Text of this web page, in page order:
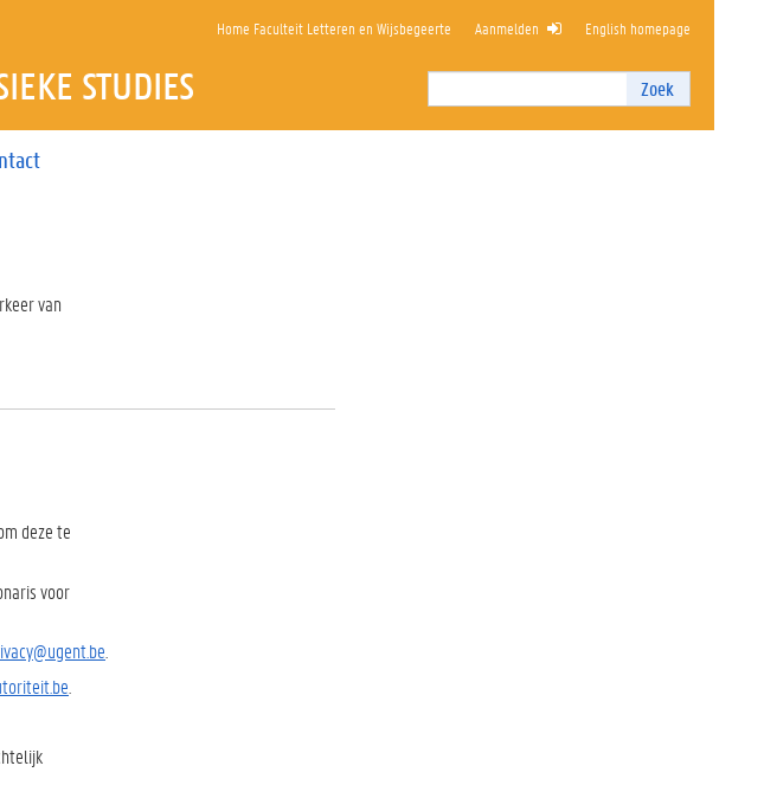
Zoek
Zoek
Home Faculteit Letteren en Wijsbegeerte Aanmelden English homepage
STUDIES
van
deze te
voor